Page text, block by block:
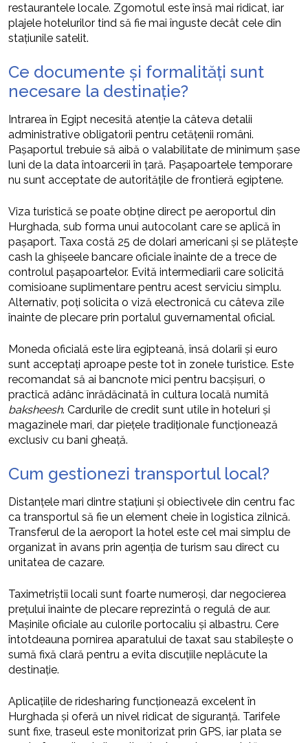
restaurantele locale. Zgomotul este însă mai ridicat, iar
plajele hotelurilor tind să fie mai înguste decât cele din
stațiunile satelit.
Ce documente și formalități sunt
necesare la destinație?
Intrarea în Egipt necesită atenție la câteva detalii
administrative obligatorii pentru cetățenii români.
Pașaportul trebuie să aibă o valabilitate de minimum șase
luni de la data întoarcerii în țară. Pașapoartele temporare
nu sunt acceptate de autoritățile de frontieră egiptene.
Viza turistică se poate obține direct pe aeroportul din
Hurghada, sub forma unui autocolant care se aplică în
pașaport. Taxa costă 25 de dolari americani și se plătește
cash la ghișeele bancare oficiale înainte de a trece de
controlul pașapoartelor. Evită intermediarii care solicită
comisioane suplimentare pentru acest serviciu simplu.
Alternativ, poți solicita o viză electronică cu câteva zile
înainte de plecare prin portalul guvernamental oficial.
Moneda oficială este lira egipteană, însă dolarii și euro
sunt acceptați aproape peste tot în zonele turistice. Este
recomandat să ai bancnote mici pentru bacșișuri, o
practică adânc înrădăcinată în cultura locală numită
baksheesh. Cardurile de credit sunt utile în hoteluri și
magazinele mari, dar piețele tradiționale funcționează
exclusiv cu bani gheață.
Cum gestionezi transportul local?
Distanțele mari dintre stațiuni și obiectivele din centru fac
ca transportul să fie un element cheie în logistica zilnică.
Transferul de la aeroport la hotel este cel mai simplu de
organizat în avans prin agenția de turism sau direct cu
unitatea de cazare.
Taximetriștii locali sunt foarte numeroși, dar negocierea
prețului înainte de plecare reprezintă o regulă de aur.
Mașinile oficiale au culorile portocaliu și albastru. Cere
întotdeauna pornirea aparatului de taxat sau stabilește o
sumă fixă clară pentru a evita discuțiile neplăcute la
destinație.
Aplicațiile de ridesharing funcționează excelent în
Hurghada și oferă un nivel ridicat de siguranță. Tarifele
sunt fixe, traseul este monitorizat prin GPS, iar plata se